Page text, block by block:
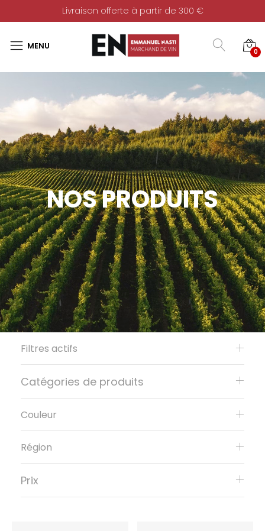
Livraison offerte à partir de 300 €
0
NOS PRODUITS
Filtres actifs
Catégories de produits
Couleur
Région
Prix